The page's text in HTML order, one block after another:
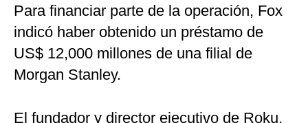
Para financiar parte de la operación, Fox
indicó haber obtenido un préstamo de
US$ 12,000 millones de una filial de
Morgan Stanley.
El fundador y director ejecutivo de Roku,